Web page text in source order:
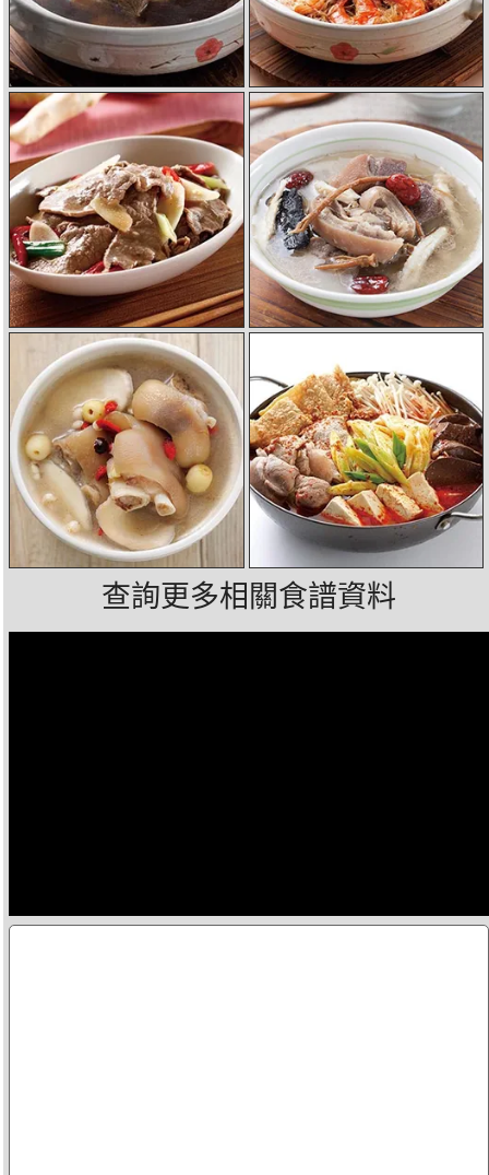
查詢更多相關食譜資料